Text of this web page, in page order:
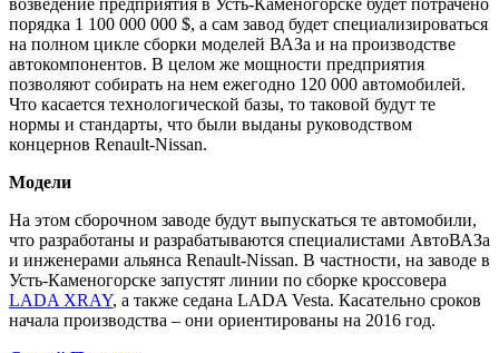
порядка 1 100 000 000 $, а сам завод будет специализироваться
на полном цикле сборки моделей ВАЗа и на производстве
автокомпонентов. В целом же мощности предприятия
позволяют собирать на нем ежегодно 120 000 автомобилей.
Что касается технологической базы, то таковой будут те
нормы и стандарты, что были выданы руководством
концернов Renault-Nissan.
Модели
На этом сборочном заводе будут выпускаться те автомобили,
что разработаны и разрабатываются специалистами АвтоВАЗа
и инженерами альянса Renault-Nissan. В частности, на заводе в
Усть-Каменогорске запустят линии по сборке кроссовера
LADA XRAY, а также седана LADA Vesta. Касательно сроков
начала производства – они ориентированы на 2016 год.